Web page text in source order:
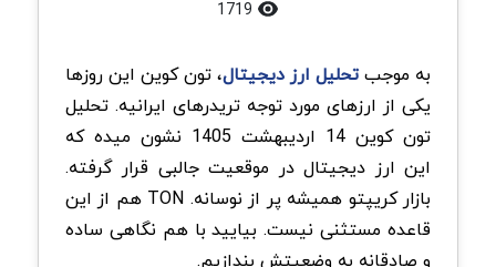
به موجبتحلیل ارز دیجیتال، تون کوین این روزها
یکی از ارزهای مورد توجه تریدرهای ایرانیه. تحلیل
تون کوین 14 اردیبهشت 1405 نشون میده که
این ارز دیجیتال در موقعیت جالبی قرار گرفته.
بازار کریپتو همیشه پر از نوسانه. TON هم از این
قاعده مستثنی نیست. بیایید با هم نگاهی ساده
و صادقانه به وضعیتش بندازیم.